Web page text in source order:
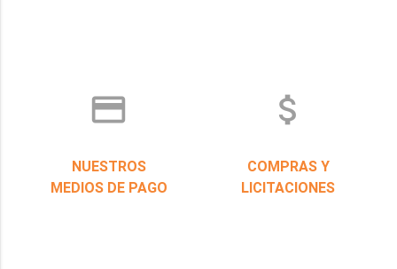
credit_card
NUESTROS
MEDIOS DE PAGO
attach_money
COMPRAS Y
LICITACIONES